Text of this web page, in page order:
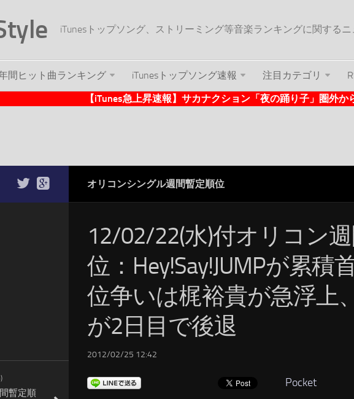
iTunesトップソング、ストリーミング等音楽ランキングに関するニ
間ヒット曲ランキング iTunesトップソング速報 注目カテゴリ
【iTunes急上昇速報】サカナクション「夜の踊り子」圏外か
オリコンシングル週間暫定順位
12/02/22(水)付オリコン
位：Hey!Say!JUMPが累積
位争いは梶裕貴が急浮上
が2日目で後退
2012/02/25 12:42
Pocket
暫定順